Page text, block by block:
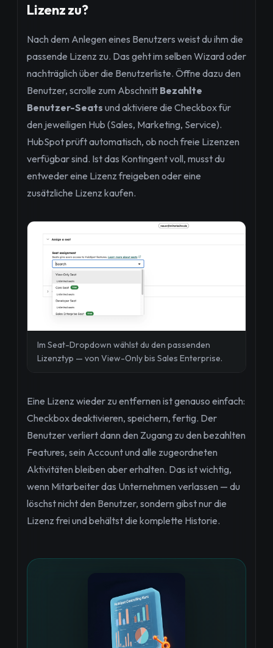
Lizenz zu?
Nach dem Anlegen eines Benutzers weist du ihm die
passende Lizenz zu. Das geht im selben Wizard oder
nachträglich über die Benutzerliste. Öffne dazu den
Benutzer, scrolle zum Abschnitt Bezahlte
Benutzer-Seats und aktiviere die Checkbox für
den jeweiligen Hub (Sales, Marketing, Service).
HubSpot prüft automatisch, ob noch freie Lizenzen
verfügbar sind. Ist das Kontingent voll, musst du
entweder eine Lizenz freigeben oder eine
zusätzliche Lizenz kaufen.
Im Seat-Dropdown wählst du den passenden
Lizenztyp — von View-Only bis Sales Enterprise.
Eine Lizenz wieder zu entfernen ist genauso einfach:
Checkbox deaktivieren, speichern, fertig. Der
Benutzer verliert dann den Zugang zu den bezahlten
Features, sein Account und alle zugeordneten
Aktivitäten bleiben aber erhalten. Das ist wichtig,
wenn Mitarbeiter das Unternehmen verlassen — du
löschst nicht den Benutzer, sondern gibst nur die
Lizenz frei und behältst die komplette Historie.